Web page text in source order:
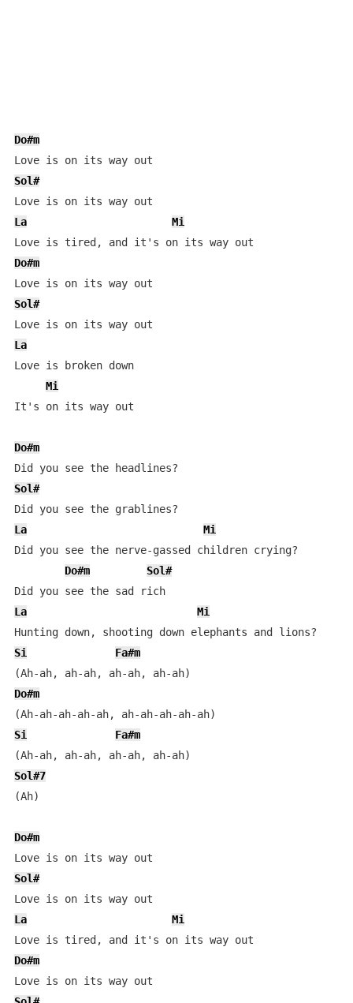
Do#m
Sol#
La
Mi
Do#m
Sol#
La
Love is broken down
Mi
It's on its way out
Do#m
Sol#
La
Mi
Did you see the nerve-gassed children crying?
Do#m
Sol#
Did you see the sad rich
La
Mi
Si
Fa#m
Do#m
Si
Fa#m
Sol#7
(Ah)
Do#m
Sol#
La
Mi
Do#m